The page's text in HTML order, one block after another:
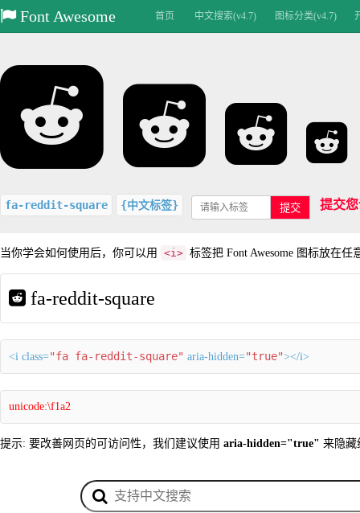
Font Awesome 首页 中文搜索(v4.7) 图标分类(v4.7)
fa-reddit-square {中文标签} 提交 提交
当你学会如何使用后，你可以用 <i> 标签把 Font Awesome 图标放在任
fa-reddit-square
<i class="fa fa-reddit-square" aria-hidden="true"></i>
unicode:\f1a2
提示: 要改善网页的可访问性，我们建议使用 aria-hidden="true" 来隐藏